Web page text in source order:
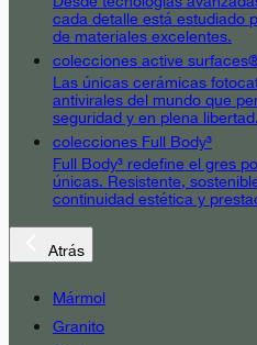
cada detalle está estudiado
de materiales excelentes.
colecciones active
Las únicas cerámicas
antivirales del mundo que
seguridad y en plena libertad.
colecciones Full Body³
Full Body³ redefine el gres
únicas. Resistente,
continuidad estética y
Atrás
Mármol
Granito